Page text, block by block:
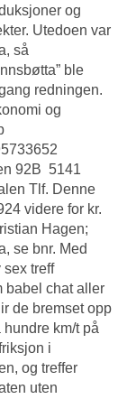
og
Utedoen var
så
ble
redningen.
og

92B  5141
Tlf. Denne
videre for kr.
Hagen;
se bnr. Med
sex treff
babel chat aller
de bremset opp
hundre km/t på
i
og treffer
uten